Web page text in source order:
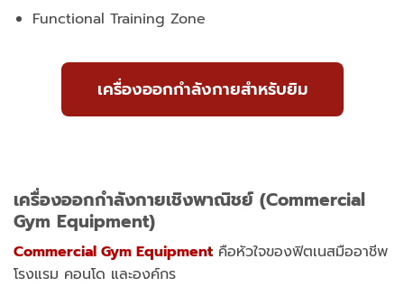
Functional Training Zone
เครื่องออกกำลังกายสำหรับยิม
เครื่องออกกำลังกายเชิงพาณิชย์ (Commercial
Gym Equipment)
Commercial Gym Equipmentคือหัวใจของฟิตเนสมืออาชีพ
โรงแรม คอนโด และองค์กร